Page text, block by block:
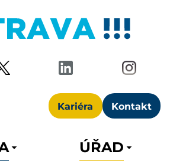
Kariéra Kontakt
ÚŘAD